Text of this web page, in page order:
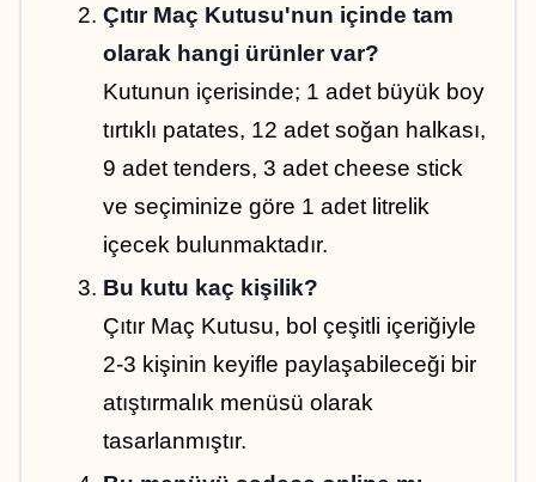
Çıtır Maç Kutusu'nun içinde tam
olarak hangi ürünler var?
Kutunun içerisinde; 1 adet büyük boy
tırtıklı patates, 12 adet soğan halkası,
9 adet tenders, 3 adet cheese stick
ve seçiminize göre 1 adet litrelik
içecek bulunmaktadır.
Bu kutu kaç kişilik?
Çıtır Maç Kutusu, bol çeşitli içeriğiyle
2-3 kişinin keyifle paylaşabileceği bir
atıştırmalık menüsü olarak
tasarlanmıştır.